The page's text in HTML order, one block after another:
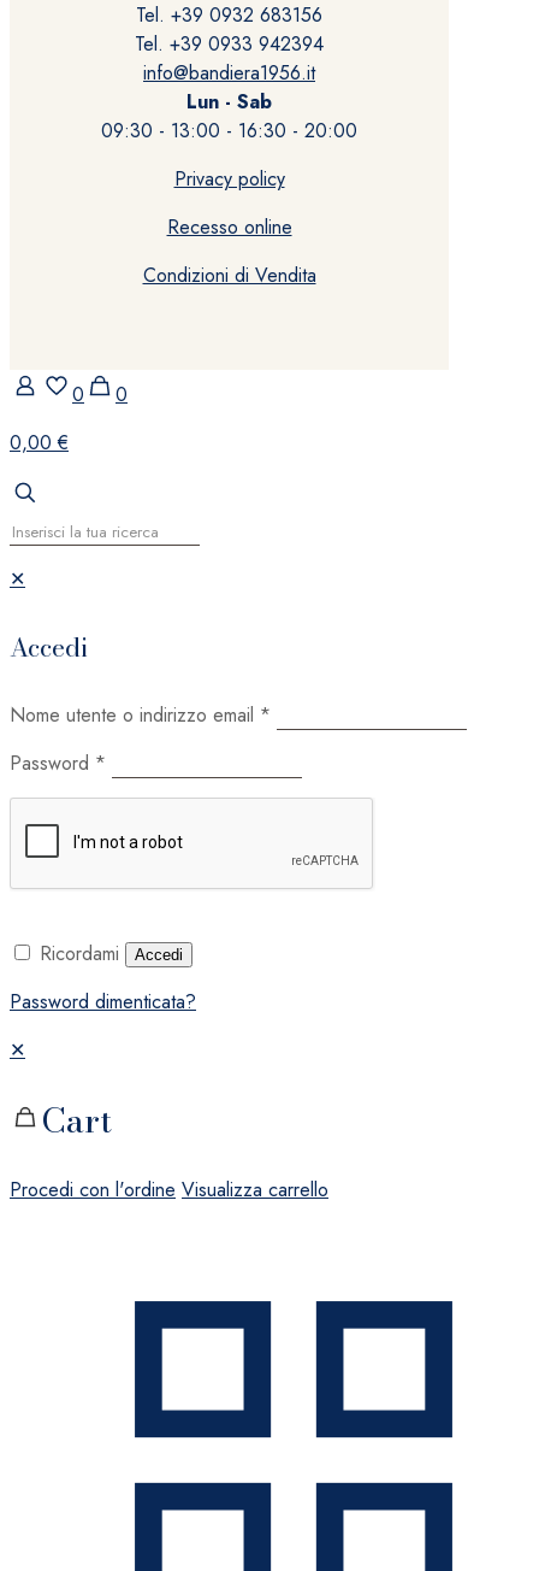
Tel. +39 0932 683156
Tel. +39 0933 942394
info@bandiera1956.it
Lun - Sab
09:30 - 13:00 - 16:30 - 20:00
Privacy policy
Recesso online
Condizioni di Vendita
0
0
0,00 €
✕
Accedi
Nome utente o indirizzo email *
Password *
Ricordami Accedi
Password dimenticata?
✕
Cart
Procedi con l'ordine Visualizza carrello